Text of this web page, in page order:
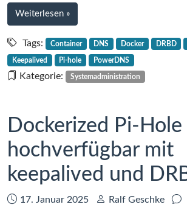
und
DRBD,
Teil
2
Weiterlesen bei
Dockerized
Pi-
Hole
hochverfügbar
und
DRBD,
Teil
2
»
Tags: Container DNS Docker DRBD
Keepalived Pi-hole PowerDNS
Kategorie: Systemadministration
Dockerized Pi-Hole
hochverfügbar mit
keepalived und
Datum:
17. Januar 2025 Autor:
Ralf Geschke